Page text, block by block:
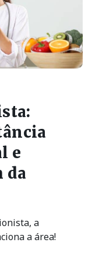
e
da
a
a área!